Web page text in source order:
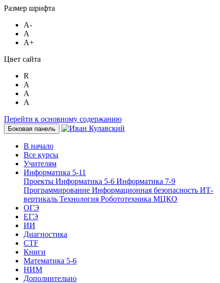
Размер шрифта
A-
A
A+
Цвет сайта
R
A
A
A
Перейти к основному содержанию
Боковая панель
В начало
Все курсы
Учителям
Информатика 5-11
Проекты Информатика 5-6 Информатика 7-9
Программирование Информационная безопасность ИТ-
вертикаль Технология Робототехника МЦКО
ОГЭ
ЕГЭ
ИИ
Диагностика
CTF
Книги
Математика 5-6
НИМ
Дополнительно